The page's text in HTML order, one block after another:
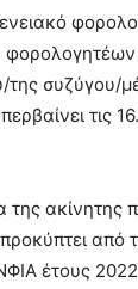
της συζύγου/
τις
της ακίνητης
από
έτους